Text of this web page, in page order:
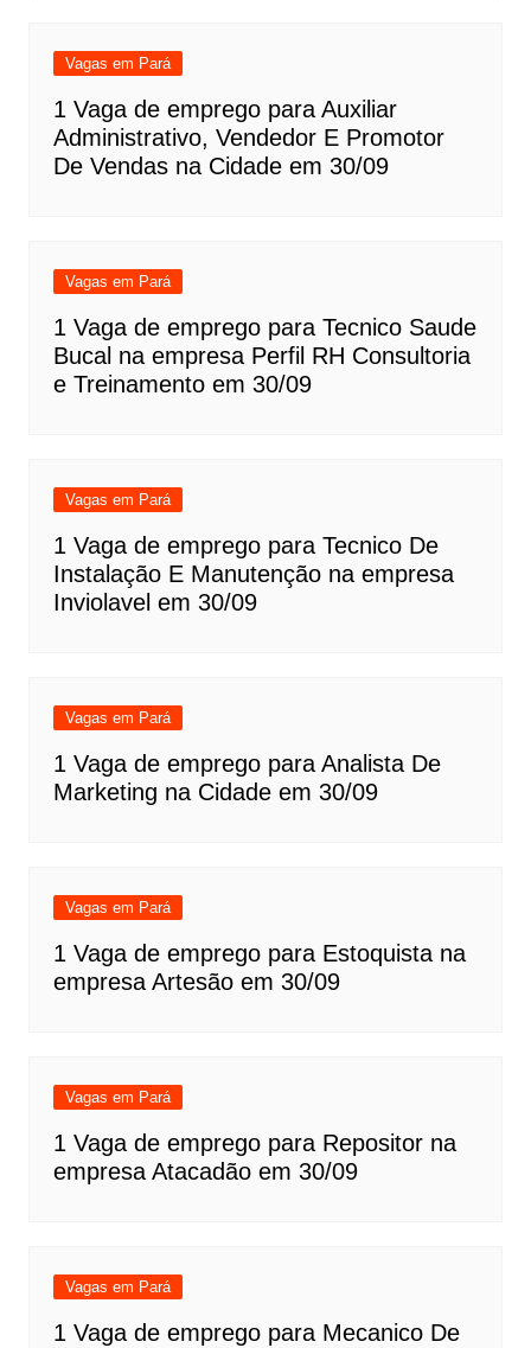
Vagas em Pará
1 Vaga de emprego para Auxiliar
Administrativo, Vendedor E Promotor
De Vendas na Cidade em 30/09
Vagas em Pará
1 Vaga de emprego para Tecnico Saude
Bucal na empresa Perfil RH Consultoria
e Treinamento em 30/09
Vagas em Pará
1 Vaga de emprego para Tecnico De
Instalação E Manutenção na empresa
Inviolavel em 30/09
Vagas em Pará
1 Vaga de emprego para Analista De
Marketing na Cidade em 30/09
Vagas em Pará
1 Vaga de emprego para Estoquista na
empresa Artesão em 30/09
Vagas em Pará
1 Vaga de emprego para Repositor na
empresa Atacadão em 30/09
Vagas em Pará
1 Vaga de emprego para Mecanico De